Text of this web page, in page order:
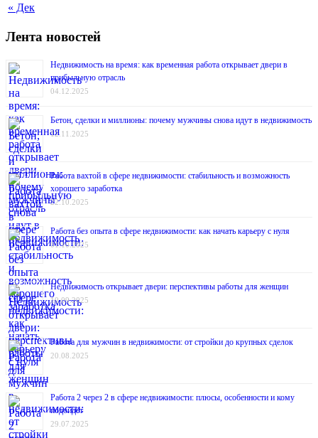
« Дек
Лента новостей
Недвижимость на время: как временная работа открывает двери в
прибыльную отрасль
04.12.2025
Бетон, сделки и миллионы: почему мужчины снова идут в недвижимость
12.11.2025
Работа вахтой в сфере недвижимости: стабильность и возможность
хорошего заработка
22.10.2025
Работа без опыта в сфере недвижимости: как начать карьеру с нуля
01.10.2025
Недвижимость открывает двери: перспективы работы для женщин
10.09.2025
Работа для мужчин в недвижимости: от стройки до крупных сделок
20.08.2025
Работа 2 через 2 в сфере недвижимости: плюсы, особенности и кому
подойдёт
29.07.2025